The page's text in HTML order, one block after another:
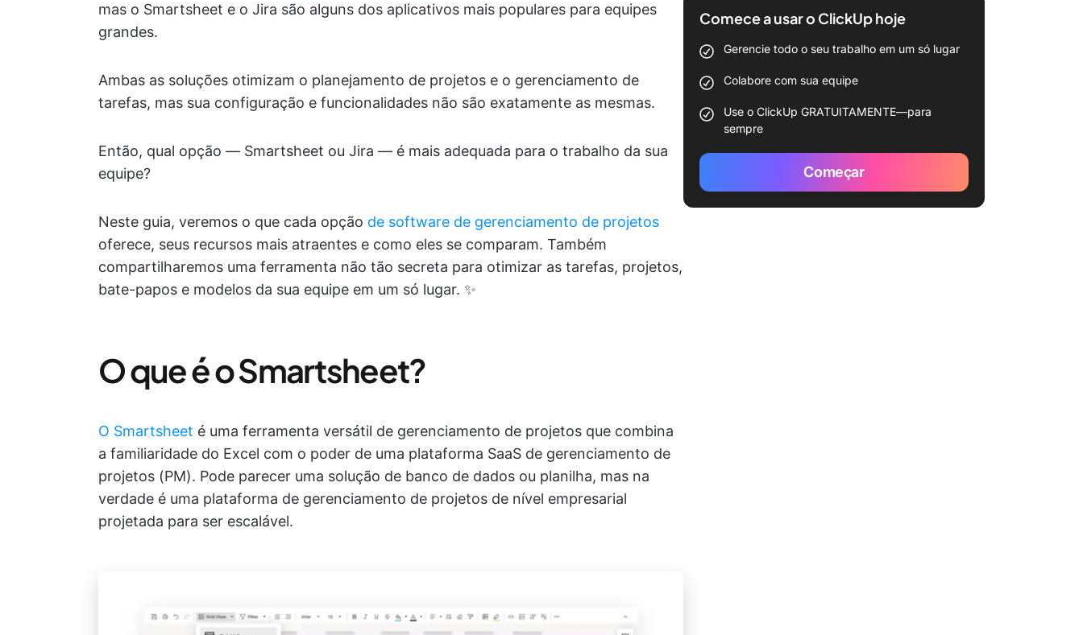
mas o Smartsheet e o Jira são alguns dos aplicativos mais populares para equipes
grandes.
Ambas as soluções otimizam o planejamento de projetos e o gerenciamento de
tarefas, mas sua configuração e funcionalidades não são exatamente as mesmas.
Então, qual opção — Smartsheet ou Jira — é mais adequada para o trabalho da sua
equipe?
Neste guia, veremos o que cada opção de software de gerenciamento de projetos
oferece, seus recursos mais atraentes e como eles se comparam. Também
compartilharemos uma ferramenta não tão secreta para otimizar as tarefas, projetos,
bate-papos e modelos da sua equipe em um só lugar. ✨
O que é o Smartsheet?
O Smartsheet é uma ferramenta versátil de gerenciamento de projetos que combina
a familiaridade do Excel com o poder de uma plataforma SaaS de gerenciamento de
projetos (PM). Pode parecer uma solução de banco de dados ou planilha, mas na
verdade é uma plataforma de gerenciamento de projetos de nível empresarial
projetada para ser escalável.
Comece a usar o ClickUp hoje
Gerencie todo o seu trabalho em um só lugar
Colabore com sua equipe
Use o ClickUp GRATUITAMENTE—para
sempre
Começar